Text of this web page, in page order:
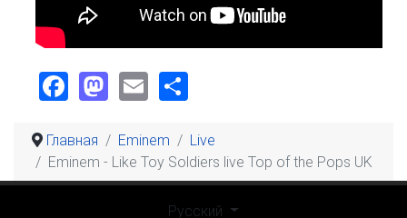
Facebook
Mastodon
Email
Главная Eminem
Live
Eminem - Like Toy Soldiers live Top of the Pops UK
Русский